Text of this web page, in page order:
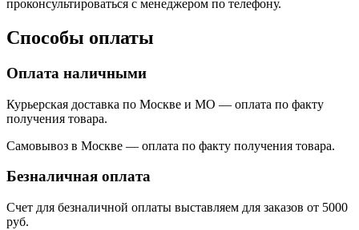
проконсультироваться с менеджером по телефону.
Способы оплаты
Оплата наличными
Курьерская доставка по Москве и МО — оплата по факту
получения товара.
Самовывоз в Москве — оплата по факту получения товара.
Безналичная оплата
Счет для безналичной оплаты выставляем для заказов от 5000
руб.